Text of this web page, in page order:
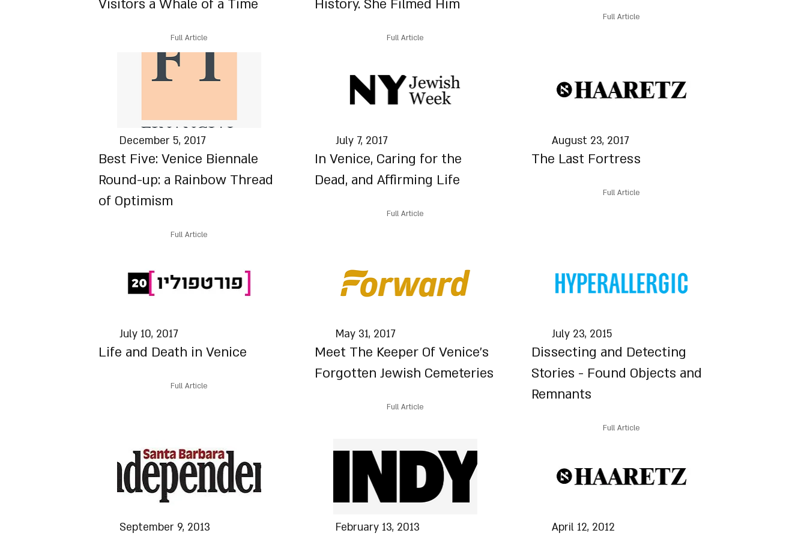
Visitors a Whale of a Time
Full Article
History. She Filmed Him
Full Article
Full Article
December 5, 2017
Best Five: Venice Biennale
Round-up: a Rainbow Thread
of Optimism
Full Article
July 7, 2017
In Venice, Caring for the
Dead, and Affirming Life
Full Article
August 23, 2017
The Last Fortress
Full Article
July 10, 2017
Life and Death in Venice
Full Article
May 31, 2017
Meet The Keeper Of Venice’s
Forgotten Jewish Cemeteries
Full Article
July 23, 2015
Dissecting and Detecting
Stories - Found Objects and
Remnants
Full Article
September 9, 2013 February 13, 2013 April 12, 2012